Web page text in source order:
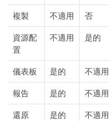
複製 不適用 否
資源配
置
不適用 是的
儀表板 是的 不適用
報告 是的 不適用
還原 是的 不適用